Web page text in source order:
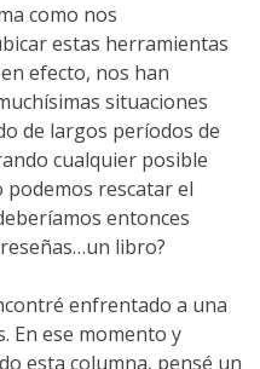
como nos
estas herramientas
efecto, nos han
situaciones
de largos períodos de
cualquier posible
podemos rescatar el
entonces
libro?
enfrentado a una
En ese momento y
esta columna, pensé un